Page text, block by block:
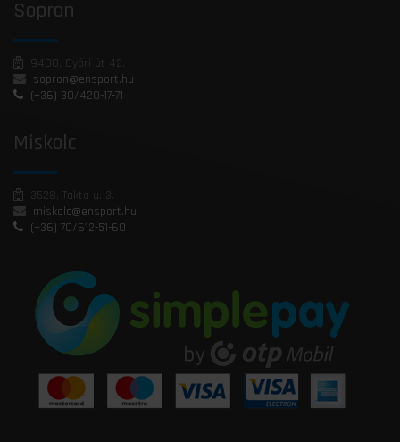
Sopron
9400, Győri út 42.
sopron@ensport.hu
(+36) 30/420-17-71
Miskolc
3528, Takta u. 3.
miskolc@ensport.hu
(+36) 70/612-51-60